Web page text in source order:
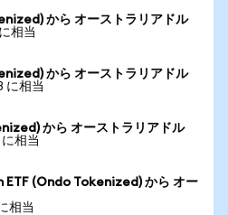
から オーストラリアドル
相当
から オーストラリアドル
に相当
から オーストラリアドル
相当
(Ondo Tokenized) から オー
相当